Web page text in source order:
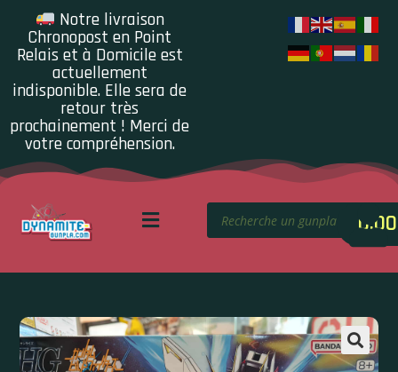
Notre livraison
Chronopost en Point
Relais et à Domicile est
actuellement
indisponible. Elle sera de
retour très
prochainement ! Merci de
votre compréhension.
0.00